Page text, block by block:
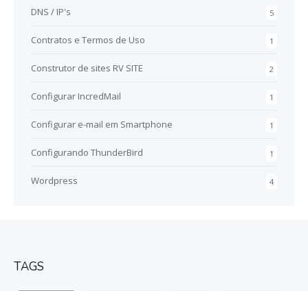
5
DNS / IP's
1
Contratos e Termos de Uso
2
Construtor de sites RV SITE
1
Configurar IncredMail
1
Configurar e-mail em Smartphone
1
Configurando ThunderBird
4
Wordpress
TAGS